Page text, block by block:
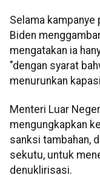
Selama kampanye
Biden
mengatakan ia
"dengan syarat
menurunkan
Menteri Luar
mengungkapkan
sanksi tambahan,
sekutu, untuk
denuklirisasi.